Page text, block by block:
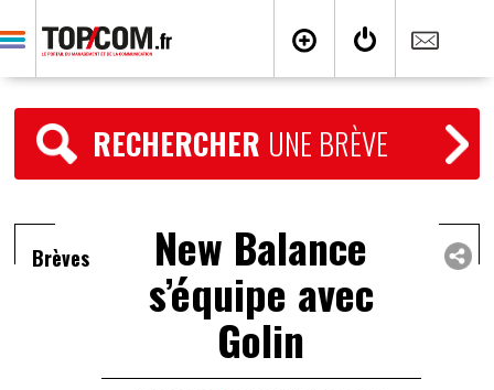
RECHERCHER UNE BRÈVE
Brèves New Balance
s’équipe avec
Golin